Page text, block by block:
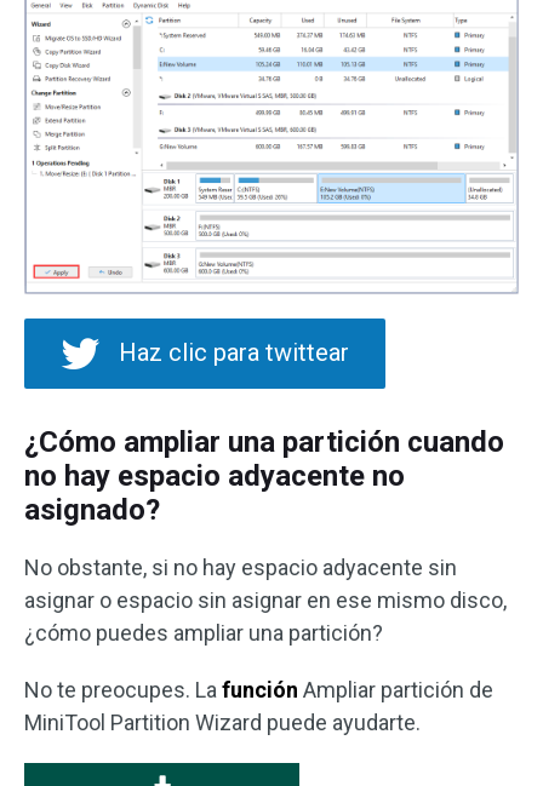
Haz clic para twittear
¿Cómo ampliar una partición cuando
no hay espacio adyacente no
asignado?
No obstante, si no hay espacio adyacente sin
asignar o espacio sin asignar en ese mismo disco,
¿cómo puedes ampliar una partición?
No te preocupes. Lafunción Ampliar partición de
MiniTool Partition Wizard puede ayudarte.